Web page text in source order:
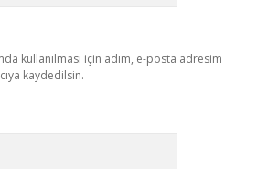
kullanılması için adım, e-posta adresim
kaydedilsin.